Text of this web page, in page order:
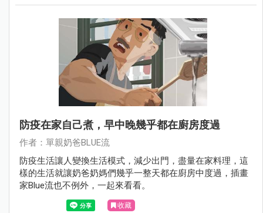
防疫在家自己煮，早中晚幾乎都在廚房度過
作者：單親奶爸BLUE流
防疫生活讓人變換生活模式，減少出門，盡量在家料理，這
樣的生活就讓奶爸奶媽們幾乎一整天都在廚房中度過，插畫
家Blue流也不例外，一起來看看。
收藏